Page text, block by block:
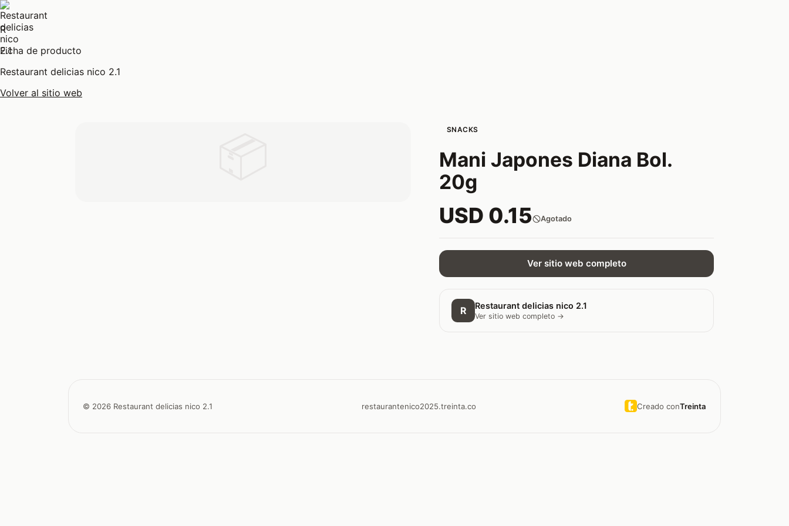
R
Ficha de producto
Restaurant delicias nico 2.1
Volver al sitio web
SNACKS
Mani Japones Diana Bol.
20g
USD 0.15 Agotado
Ver sitio web completo
R Restaurant delicias nico 2.1
Ver sitio web completo →
© 2026 Restaurant delicias nico 2.1 restaurantenico2025.treinta.co Creado conTreinta